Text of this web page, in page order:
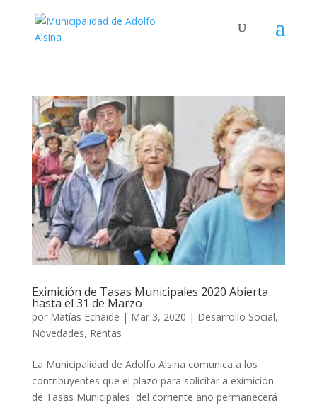
Eximición de Tasas Municipales 2020 Abierta
hasta el 31 de Marzo
por Matías Echaide | Mar 3, 2020 | Desarrollo Social,
Novedades, Rentas
La Municipalidad de Adolfo Alsina comunica a los
contribuyentes que el plazo para solicitar a eximición
de Tasas Municipales del corriente año permanecerá